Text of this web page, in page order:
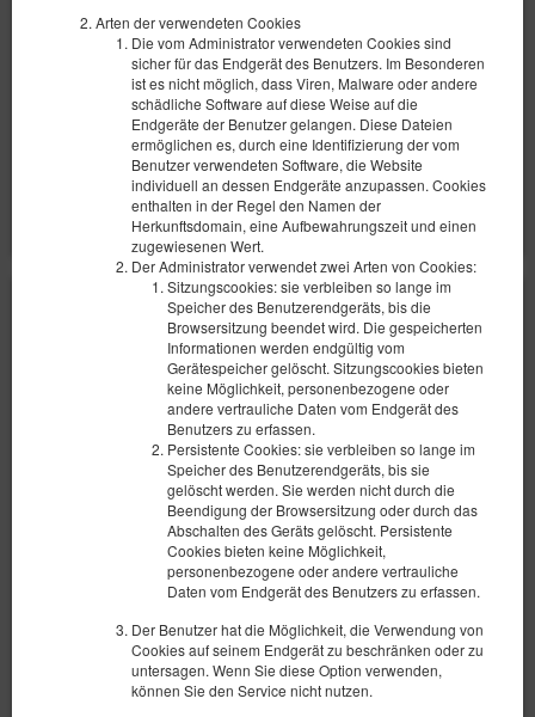
Arten der verwendeten Cookies
Die vom Administrator verwendeten Cookies sind
sicher für das Endgerät des Benutzers. Im Besonderen
ist es nicht möglich, dass Viren, Malware oder andere
schädliche Software auf diese Weise auf die
Endgeräte der Benutzer gelangen. Diese Dateien
ermöglichen es, durch eine Identifizierung der vom
Benutzer verwendeten Software, die Website
individuell an dessen Endgeräte anzupassen. Cookies
enthalten in der Regel den Namen der
Herkunftsdomain, eine Aufbewahrungszeit und einen
zugewiesenen Wert.
Der Administrator verwendet zwei Arten von Cookies:
Sitzungscookies: sie verbleiben so lange im
Speicher des Benutzerendgeräts, bis die
Browsersitzung beendet wird. Die gespeicherten
Informationen werden endgültig vom
Gerätespeicher gelöscht. Sitzungscookies bieten
keine Möglichkeit, personenbezogene oder
andere vertrauliche Daten vom Endgerät des
Benutzers zu erfassen.
Persistente Cookies: sie verbleiben so lange im
Speicher des Benutzerendgeräts, bis sie
gelöscht werden. Sie werden nicht durch die
Beendigung der Browsersitzung oder durch das
Abschalten des Geräts gelöscht. Persistente
Cookies bieten keine Möglichkeit,
personenbezogene oder andere vertrauliche
Daten vom Endgerät des Benutzers zu erfassen.
Der Benutzer hat die Möglichkeit, die Verwendung von
Cookies auf seinem Endgerät zu beschränken oder zu
untersagen. Wenn Sie diese Option verwenden,
können Sie den Service nicht nutzen.
1 großes Doppelbett (Queen), 1 Ausklappbares Sofa
195,00 zł 185,25 zł
2 Personen / 1 Nacht
Details Verfügbarkeit prüfen
Angebote zeigen
Szewska 72 / 405
Verfügbare Nummer: 1
6 Personen
Größe 55,00 m
1 Schlafzimmer
1 sehr großes Doppelbett (King), 2 ausklappbare Sofas